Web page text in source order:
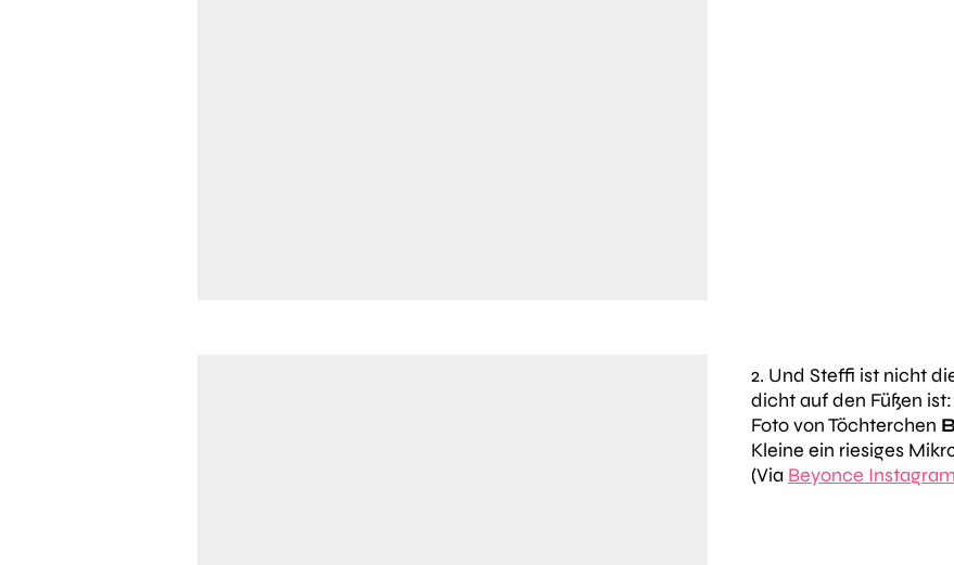
2. Und Steffi ist nicht
dicht auf den Füßen ist:
Foto von Töchterchen
Kleine ein riesiges
(Via Beyonce Instagram